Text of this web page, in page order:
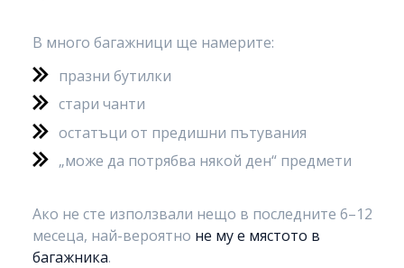
В много багажници ще намерите:
празни бутилки
стари чанти
остатъци от предишни пътувания
„може да потрябва някой ден“ предмети
Ако не сте използвали нещо в последните 6–12
месеца, най-вероятно не му е мястото в
багажника.